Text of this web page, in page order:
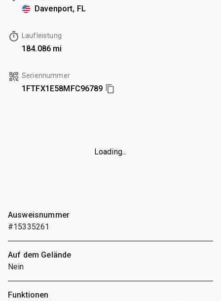
Davenport, FL
Laufleistung
184.086 mi
Seriennummer
1FTFX1E58MFC96789
Loading...
Ausweisnummer
#15335261
Auf dem Gelände
Nein
Funktionen